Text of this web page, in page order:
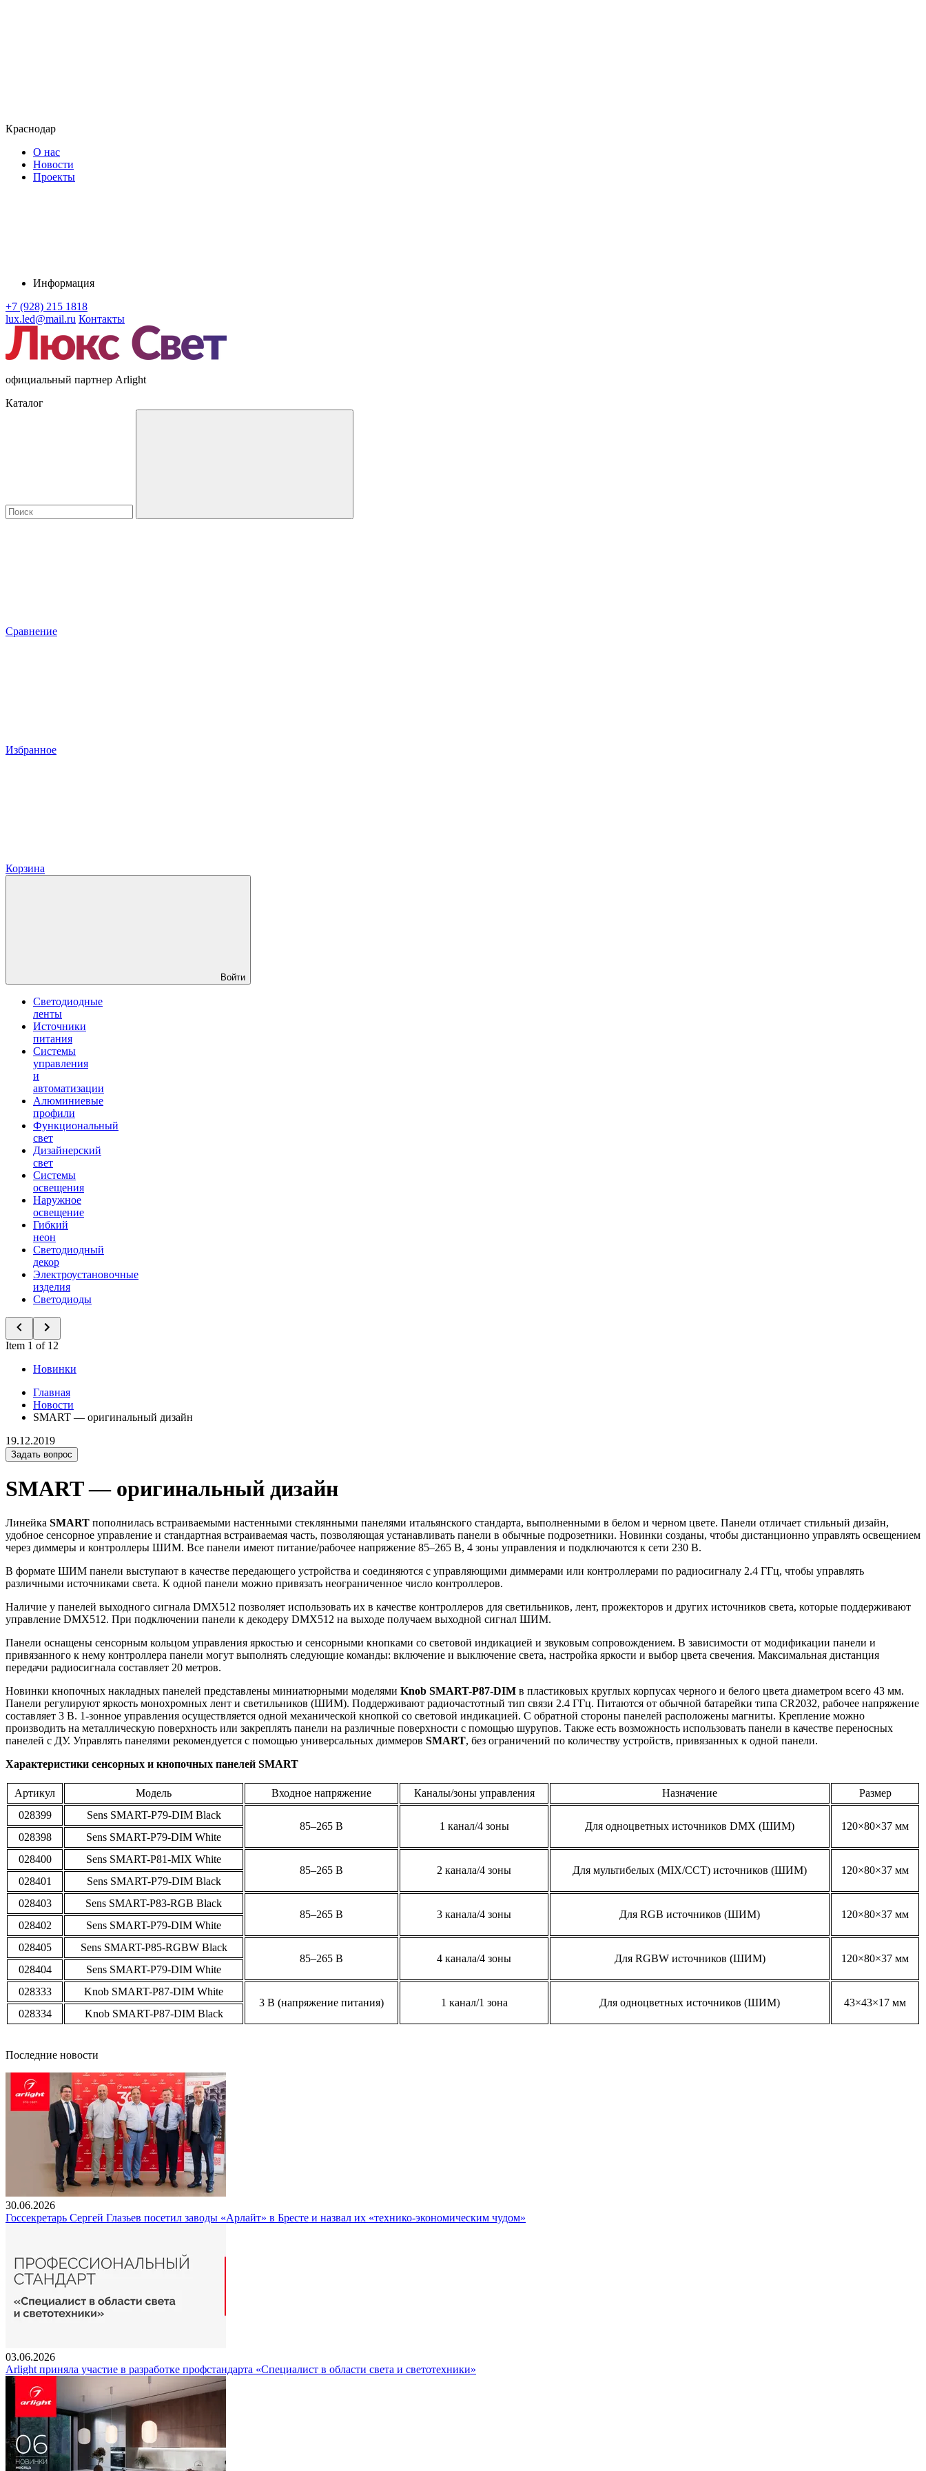
Краснодар
О нас
Новости
Проекты
Информация
+7 (928) 215 1818
lux.led@mail.ru Контакты
официальный партнер Arlight
Каталог
Сравнение
Избранное
Корзина
Войти
Светодиодные
ленты
Источники
питания
Системы
управления
и
автоматизации
Алюминиевые
профили
Функциональный
свет
Дизайнерский
свет
Системы
освещения
Наружное
освещение
Гибкий
неон
Светодиодный
декор
Электроустановочные
изделия
Светодиоды
Item 1 of 12
Новинки
Главная
Новости
SMART — оригинальный дизайн
19.12.2019
Задать вопрос
SMART — оригинальный дизайн
Линейка SMART пополнилась встраиваемыми настенными стеклянными панелями итальянского стандарта, выполненными в белом и черном цвете. Панели отличает стильный дизайн,
удобное сенсорное управление и стандартная встраиваемая часть, позволяющая устанавливать панели в обычные подрозетники. Новинки созданы, чтобы дистанционно управлять освещением
через диммеры и контроллеры ШИМ. Все панели имеют питание/рабочее напряжение 85–265 В, 4 зоны управления и подключаются к сети 230 В.
В формате ШИМ панели выступают в качестве передающего устройства и соединяются с управляющими диммерами или контроллерами по радиосигналу 2.4 ГГц, чтобы управлять
различными источниками света. К одной панели можно привязать неограниченное число контроллеров.
Наличие у панелей выходного сигнала DMX512 позволяет использовать их в качестве контроллеров для светильников, лент, прожекторов и других источников света, которые поддерживают
управление DMX512. При подключении панели к декодеру DMX512 на выходе получаем выходной сигнал ШИМ.
Панели оснащены сенсорным кольцом управления яркостью и сенсорными кнопками со световой индикацией и звуковым сопровождением. В зависимости от модификации панели и
привязанного к нему контроллера панели могут выполнять следующие команды: включение и выключение света, настройка яркости и выбор цвета свечения. Максимальная дистанция
передачи радиосигнала составляет 20 метров.
Новинки кнопочных накладных панелей представлены миниатюрными моделями Knob SMART-P87-DIM в пластиковых круглых корпусах черного и белого цвета диаметром всего 43 мм.
Панели регулируют яркость монохромных лент и светильников (ШИМ). Поддерживают радиочастотный тип связи 2.4 ГГц. Питаются от обычной батарейки типа CR2032, рабочее напряжение
составляет 3 В. 1-зонное управления осуществляется одной механической кнопкой со световой индикацией. С обратной стороны панелей расположены магниты. Крепление можно
производить на металлическую поверхность или закреплять панели на различные поверхности с помощью шурупов. Также есть возможность использовать панели в качестве переносных
панелей с ДУ. Управлять панелями рекомендуется с помощью универсальных диммеров SMART, без ограничений по количеству устройств, привязанных к одной панели.
Характеристики сенсорных и кнопочных панелей SMART
Артикул Модель Входное напряжение Каналы/зоны управления Назначение
Размер
028399
Sens SMART-P79-DIM Black
85–265 В
1 канал/4 зоны Для одноцветных источников DMX (ШИМ)
120×80×37 мм
028398
Sens SMART-P79-DIM White
028400
Sens SMART-P81-MIX White
85–265 В
2 канала/4 зоны Для мультибелых (MIX/CCT) источников (ШИМ)
120×80×37 мм
028401
Sens SMART-P79-DIM Black
028403
Sens SMART-P83-RGB Black
85–265 В
3 канала/4 зоны Для RGB источников (ШИМ)
120×80×37 мм
028402
Sens SMART-P79-DIM White
028405
Sens SMART-P85-RGBW Black
85–265 В
4 канала/4 зоны Для RGBW источников (ШИМ)
120×80×37 мм
028404
Sens SMART-P79-DIM White
028333
Knob SMART-P87-DIM White
3 В (напряжение питания)
1 канал/1 зона Для одноцветных источников (ШИМ)
43×43×17 мм
028334
Knob SMART-P87-DIM Black
Последние новости
30.06.2026
Госсекретарь Сергей Глазьев посетил заводы «Арлайт» в Бресте и назвал их «технико-экономическим чудом»
03.06.2026
Arlight приняла участие в разработке профстандарта «Специалист в области света и светотехники»